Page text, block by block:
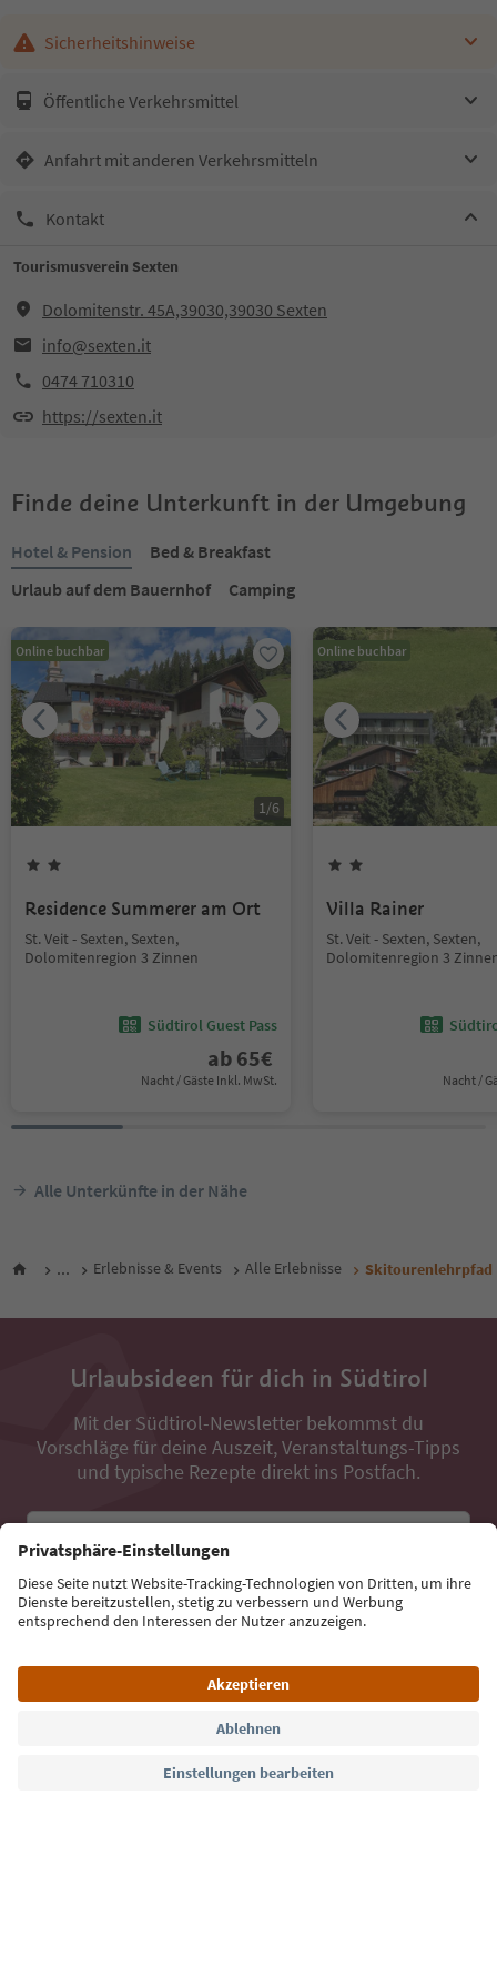
Sicherheitshinweise
Öffentliche Verkehrsmittel
Anfahrt mit anderen Verkehrsmitteln
Kontakt
Tourismusverein Sexten
Dolomitenstr. 45A,39030,39030 Sexten
info@sexten.it
0474 710310
https://sexten.it
Finde deine Unterkunft in der Umgebung
Hotel & Pension
Bed & Breakfast
Urlaub auf dem Bauernhof
Camping
Online buchbar
1/6
Residence Summerer am Ort
St. Veit - Sexten, Sexten,
Dolomitenregion 3 Zinnen
Südtirol Guest Pass
ab 65€
Nacht / Gäste Inkl. MwSt.
Online buchbar
Villa Rainer
St. Veit - Sexten, Sexten,
Dolomitenregion 3
Nacht /
Alle Unterkünfte in der Nähe
... Erlebnisse & Events Alle Erlebnisse Skitourenlehrpfad
Urlaubsideen für dich in Südtirol
Mit der Südtirol-Newsletter bekommst du
Vorschläge für deine Auszeit, Veranstaltungs-Tipps
und typische Rezepte direkt ins Postfach.
Jetzt anmelden